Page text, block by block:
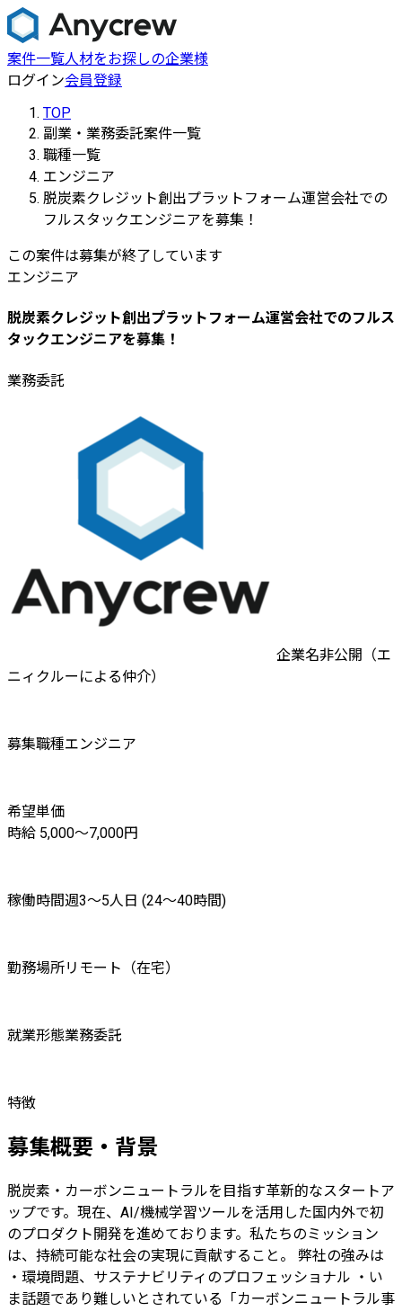
案件一覧人材をお探しの企業様
ログイン会員登録
TOP
副業・業務委託案件一覧
職種一覧
エンジニア
脱炭素クレジット創出プラットフォーム運営会社での
フルスタックエンジニアを募集！
この案件は募集が終了しています
エンジニア
脱炭素クレジット創出プラットフォーム運営会社でのフルス
タックエンジニアを募集！
業務委託
企業名非公開（エ
ニィクルーによる仲介）
募集職種エンジニア
希望単価
時給 5,000〜7,000円
稼働時間週3〜5人日 (24〜40時間)
勤務場所リモート（在宅）
就業形態業務委託
特徴
募集概要・背景
脱炭素・カーボンニュートラルを目指す革新的なスタートア
ップです。現在、AI/機械学習ツールを活用した国内外で初
のプロダクト開発を進めております。私たちのミッション
は、持続可能な社会の実現に貢献すること。 弊社の強みは
・環境問題、サステナビリティのプロフェッショナル ・い
ま話題であり難しいとされている「カーボンニュートラル事